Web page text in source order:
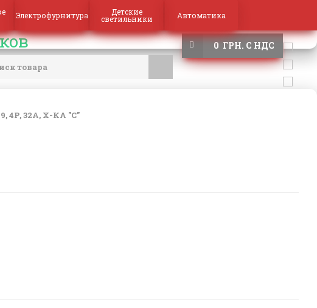
Электрофурнитура Детские
светильники Автоматика
0 ГРН. С НДС
4Р, 32А, Х-КА "С"